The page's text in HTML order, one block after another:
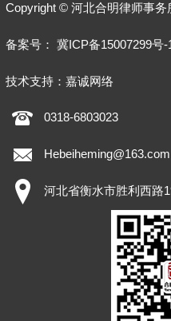
Copyright © 河北合明律师事务
备案号： 冀ICP备15007299号-
技术支持： 嘉诚网络
0318-6803023
Hebeiheming@163.com
河北省衡水市胜利西路